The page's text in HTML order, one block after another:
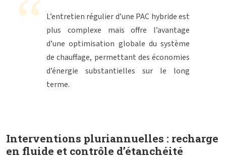
L’entretien régulier d’une PAC hybride est
plus complexe mais offre l’avantage
d’une optimisation globale du système
de chauffage, permettant des économies
d’énergie substantielles sur le long
terme.
Interventions pluriannuelles : recharge
en fluide et contrôle d’étanchéité